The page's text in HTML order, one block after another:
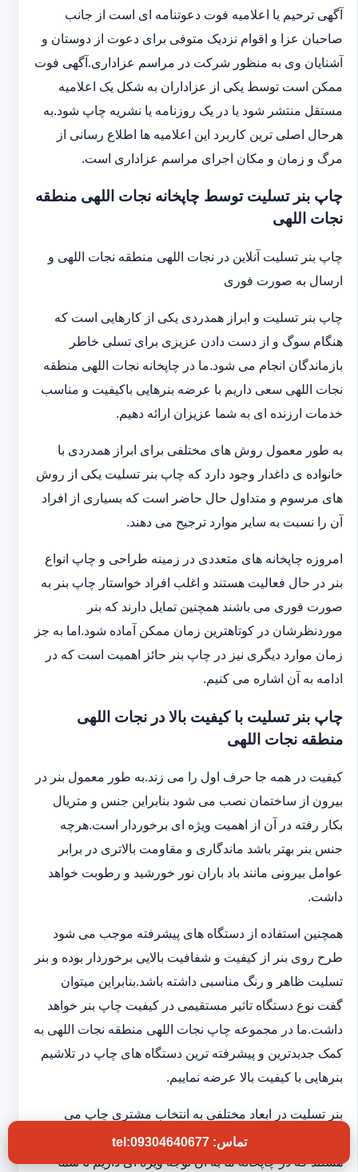
آگهی ترحیم یا اعلامیه فوت دعوتنامه ای است از جانب
صاحبان عزا و اقوام نزدیک متوفی برای دعوت از دوستان و
آشنایان وی به منظور شرکت در مراسم عزاداری.آگهی فوت
ممکن است توسط یکی از عزاداران به شکل یک اعلامیه
مستقل منتشر شود یا در یک روزنامه یا نشریه چاپ شود.به
هرحال اصلی ترین کاربرد این اعلامیه ها اطلاع رسانی از
مرگ و زمان و مکان اجرای مراسم عزاداری است.
چاپ بنر تسلیت توسط چاپخانه نجات اللهی منطقه
نجات اللهی
چاپ بنر تسلیت آنلاین در نجات اللهی منطقه نجات اللهی و
ارسال به صورت فوری
چاپ بنر تسلیت و ابراز همدردی یکی از کارهایی است که
هنگام سوگ و از دست دادن عزیزی برای تسلی خاطر
بازماندگان انجام می شود.ما در چاپخانه نجات اللهی منطقه
نجات اللهی سعی داریم با عرضه بنرهایی باکیفیت و مناسب
خدمات ارزنده ای به شما عزیزان ارائه دهیم.
به طور معمول روش های مختلفی برای ابراز همدردی با
خانواده ی داغدار وجود دارد که چاپ بنر تسلیت یکی از روش
های مرسوم و متداول حال حاضر است که بسیاری از افراد
آن را نسبت به سایر موارد ترجیح می دهند.
امروزه چاپخانه های متعددی در زمینه طراحی و چاپ انواع
بنر در حال فعالیت هستند و اغلب افراد خواستار چاپ بنر به
صورت فوری می باشند همچنین تمایل دارند که بنر
موردنظرشان در کوتاهترین زمان ممکن آماده شود.اما به جز
زمان موارد دیگری نیز در چاپ بنر حائز اهمیت است که در
ادامه به آن اشاره می کنیم.
چاپ بنر تسلیت با کیفیت بالا در نجات اللهی
منطقه نجات اللهی
کیفیت در همه جا حرف اول را می زند.به طور معمول بنر در
بیرون از ساختمان نصب می شود بنابراین جنس و متریال
بکار رفته در آن از اهمیت ویژه ای برخوردار است.هرچه
جنس بنر بهتر باشد ماندگاری و مقاومت بالاتری در برابر
عوامل بیرونی مانند باد باران نور خورشید و رطوبت خواهد
داشت.
همچنین استفاده از دستگاه های پیشرفته موجب می شود
طرح روی بنر از کیفیت و شفافیت بالایی برخوردار بوده و بنر
تسلیت ظاهر و رنگ مناسبی داشته باشد.بنابراین میتوان
گفت نوع دستگاه تاثیر مستقیمی در کیفیت چاپ بنر خواهد
داشت.ما در مجموعه چاپ نجات اللهی منطقه نجات اللهی به
کمک جدیدترین و پیشرفته ترین دستگاه های چاپ در تلاشیم
بنرهایی با کیفیت بالا عرضه نماییم.
بنر تسلیت در ابعاد مختلفی به انتخاب مشتری چاپ می
شود.همچنین تنوع طرح و جملات روی بنر از سری مواردی
هستند که در چاپخانه ما به آن توجه ویژه ای داریم تا شما
تماس: tel:09304640677